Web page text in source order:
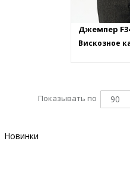
Джемпер
Вискозное
Показывать по
Новинки